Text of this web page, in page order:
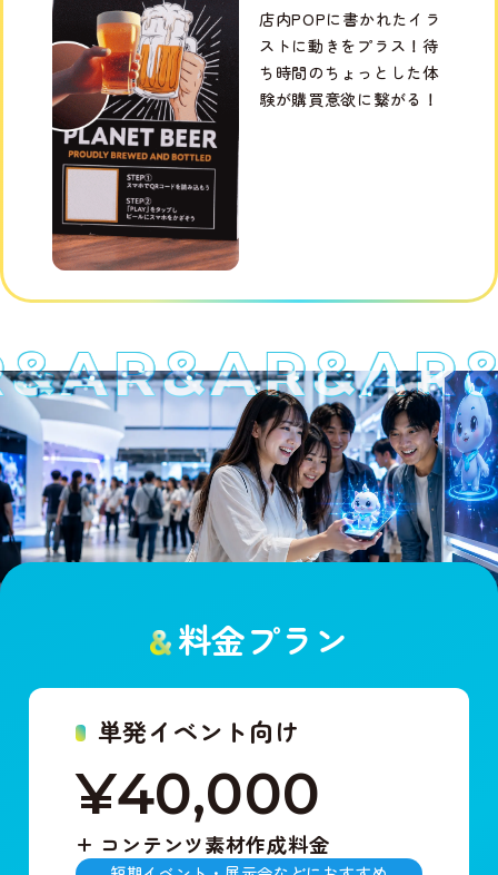
店内POPに書かれたイラ
ストに動きをプラス！待
ち時間のちょっとした体
験が購買意欲に繋がる！
&AR&AR&AR
料金プラン
単発イベント向け
¥40,000
+ コンテンツ素材作成料金